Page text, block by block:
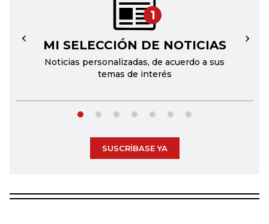
1
MI SELECCIÓN DE NOTICIAS
Noticias personalizadas, de acuerdo a sus
temas de interés
← →
SUSCRÍBASE YA